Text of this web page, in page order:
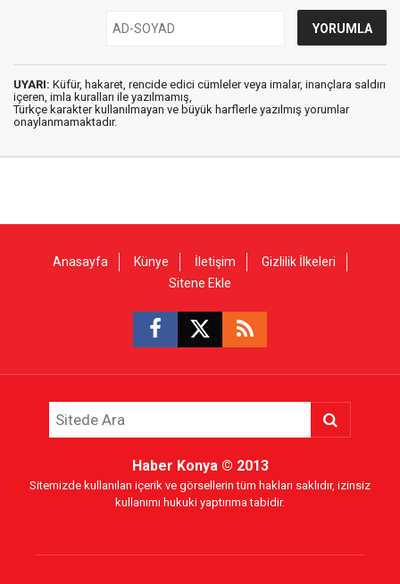
UYARI: Küfür, hakaret, rencide edici cümleler veya imalar, inançlara saldırı
içeren, imla kuralları ile yazılmamış,
Türkçe karakter kullanılmayan ve büyük harflerle yazılmış yorumlar
onaylanmamaktadır.
Anasayfa Künye İletişim
Gizlilik İlkeleri
Sitene Ekle
Haber Konya© 2013
Sitemizde kullanılan içerik ve görsellerin tüm hakları saklıdır, izinsiz
kullanımı hukuki yaptırıma tabidir.